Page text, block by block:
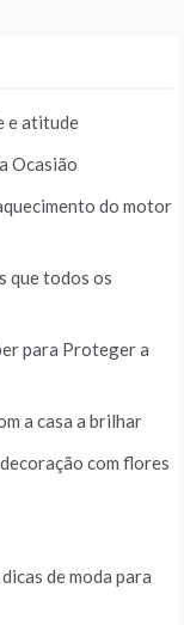
e atitude
Ocasião
do motor
que todos os
para Proteger a
a casa a brilhar
com flores
de moda para